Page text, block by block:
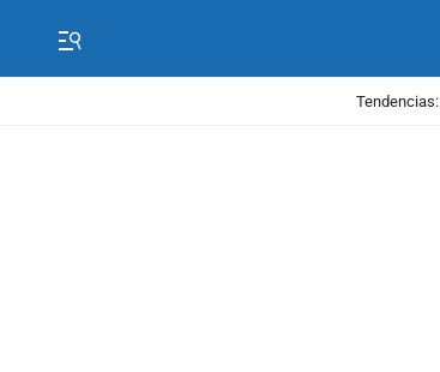
Tendencias: